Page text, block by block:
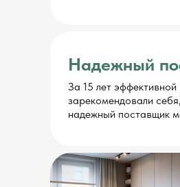
Надежный
За 15 лет
зарекомендовали
надежный поставщик